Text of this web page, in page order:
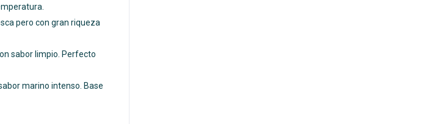
pero con gran riqueza
sabor limpio. Perfecto
marino intenso. Base